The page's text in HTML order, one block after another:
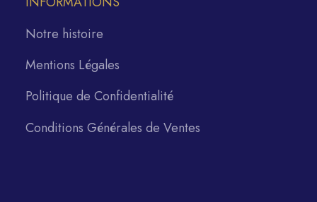
Notre histoire
Mentions Légales
Politique de Confidentialité
Conditions Générales de Ventes